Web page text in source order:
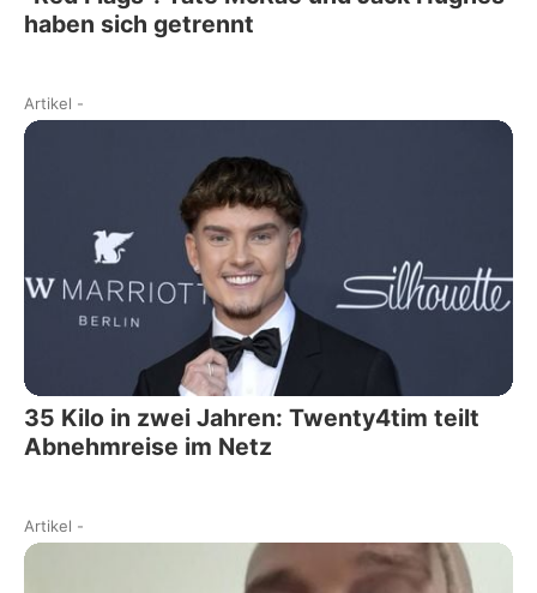
haben sich getrennt
Artikel -
35 Kilo in zwei Jahren: Twenty4tim teilt
Abnehmreise im Netz
Artikel -